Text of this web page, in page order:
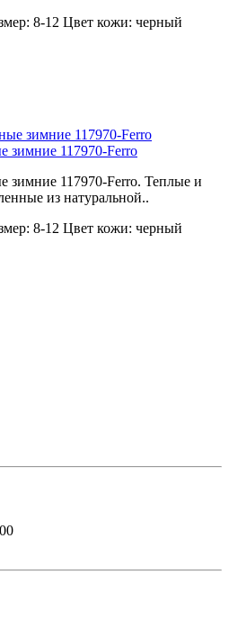
8-12 Цвет кожи: черный
зимние 117970-Ferro
зимние 117970-Ferro. Теплые и
из натуральной..
8-12 Цвет кожи: черный